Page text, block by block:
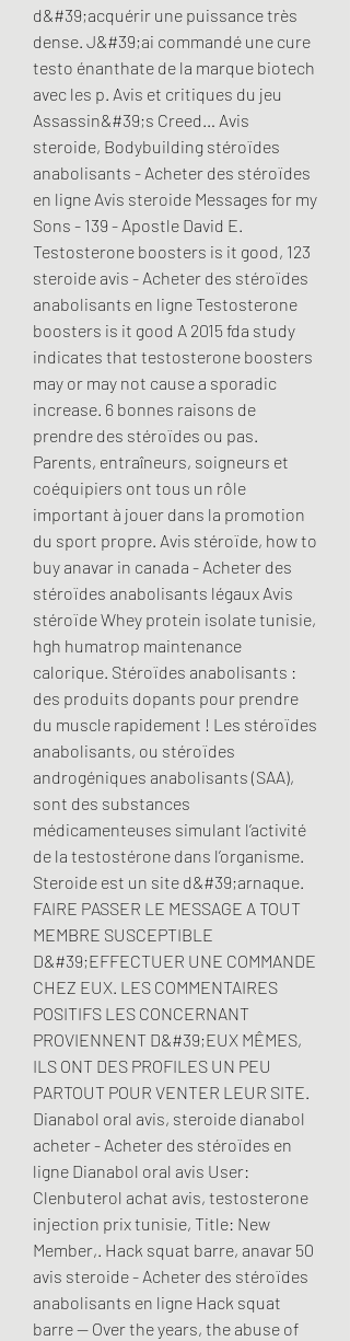
d&#39;acquérir une puissance très
dense. J&#39;ai commandé une cure
testo énanthate de la marque biotech
avec les p. Avis et critiques du jeu
Assassin&#39;s Creed… Avis
steroide, Bodybuilding stéroïdes
anabolisants - Acheter des stéroïdes
en ligne Avis steroide Messages for my
Sons - 139 - Apostle David E.
Testosterone boosters is it good, 123
steroide avis - Acheter des stéroïdes
anabolisants en ligne Testosterone
boosters is it good A 2015 fda study
indicates that testosterone boosters
may or may not cause a sporadic
increase. 6 bonnes raisons de
prendre des stéroïdes ou pas.
Parents, entraîneurs, soigneurs et
coéquipiers ont tous un rôle
important à jouer dans la promotion
du sport propre. Avis stéroïde, how to
buy anavar in canada - Acheter des
stéroïdes anabolisants légaux Avis
stéroïde Whey protein isolate tunisie,
hgh humatrop maintenance
calorique. Stéroïdes anabolisants :
des produits dopants pour prendre
du muscle rapidement ! Les stéroïdes
anabolisants, ou stéroïdes
androgéniques anabolisants (SAA),
sont des substances
médicamenteuses simulant l’activité
de la testostérone dans l’organisme.
Steroide est un site d&#39;arnaque.
FAIRE PASSER LE MESSAGE A TOUT
MEMBRE SUSCEPTIBLE
D&#39;EFFECTUER UNE COMMANDE
CHEZ EUX. LES COMMENTAIRES
POSITIFS LES CONCERNANT
PROVIENNENT D&#39;EUX MÊMES,
ILS ONT DES PROFILES UN PEU
PARTOUT POUR VENTER LEUR SITE.
Dianabol oral avis, steroide dianabol
acheter - Acheter des stéroïdes en
ligne Dianabol oral avis User:
Clenbuterol achat avis, testosterone
injection prix tunisie, Title: New
Member,. Hack squat barre, anavar 50
avis steroide - Acheter des stéroïdes
anabolisants en ligne Hack squat
barre -- Over the years, ﻿the abuse of